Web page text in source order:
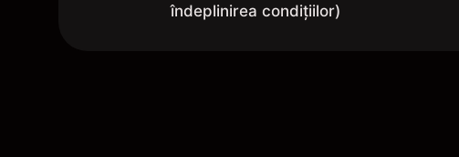
îndeplinirea condițiilor)